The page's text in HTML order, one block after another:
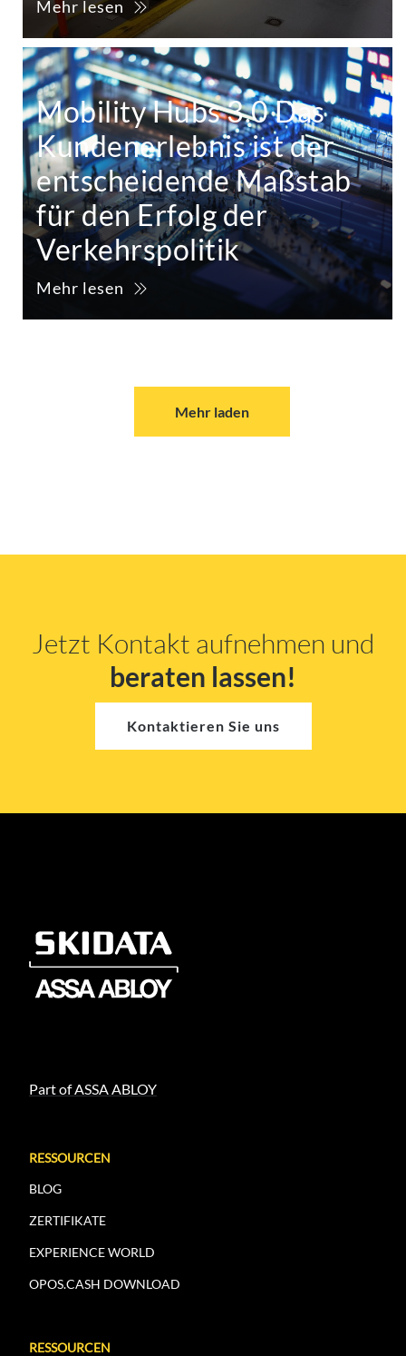
Mehr lesen
Mobility Hubs 3.0 Das
Kundenerlebnis ist der
entscheidende Maßstab
für den Erfolg der
Verkehrspolitik
Mehr lesen
Mehr laden
Jetzt Kontakt aufnehmen und
beraten lassen!
Kontaktieren Sie uns
Part of ASSA ABLOY
RESSOURCEN
BLOG
ZERTIFIKATE
EXPERIENCE WORLD
OPOS.CASH DOWNLOAD
RESSOURCEN